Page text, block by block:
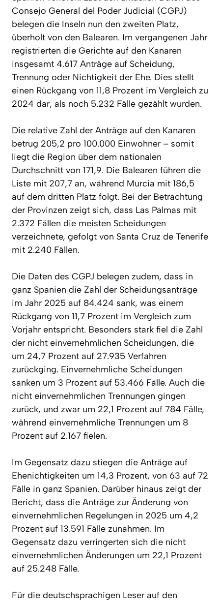
Consejo General del Poder Judicial (CGPJ)
belegen die Inseln nun den zweiten Platz,
überholt von den Balearen. Im vergangenen Jahr
registrierten die Gerichte auf den Kanaren
insgesamt 4.617 Anträge auf Scheidung,
Trennung oder Nichtigkeit der Ehe. Dies stellt
einen Rückgang von 11,8 Prozent im Vergleich zu
2024 dar, als noch 5.232 Fälle gezählt wurden.
Die relative Zahl der Anträge auf den Kanaren
betrug 205,2 pro 100.000 Einwohner – somit
liegt die Region über dem nationalen
Durchschnitt von 171,9. Die Balearen führen die
Liste mit 207,7 an, während Murcia mit 186,5
auf dem dritten Platz folgt. Bei der Betrachtung
der Provinzen zeigt sich, dass Las Palmas mit
2.372 Fällen die meisten Scheidungen
verzeichnete, gefolgt von Santa Cruz de Tenerife
mit 2.240 Fällen.
Die Daten des CGPJ belegen zudem, dass in
ganz Spanien die Zahl der Scheidungsanträge
im Jahr 2025 auf 84.424 sank, was einem
Rückgang von 11,7 Prozent im Vergleich zum
Vorjahr entspricht. Besonders stark fiel die Zahl
der nicht einvernehmlichen Scheidungen, die
um 24,7 Prozent auf 27.935 Verfahren
zurückging. Einvernehmliche Scheidungen
sanken um 3 Prozent auf 53.466 Fälle. Auch die
nicht einvernehmlichen Trennungen gingen
zurück, und zwar um 22,1 Prozent auf 784 Fälle,
während einvernehmliche Trennungen um 8
Prozent auf 2.167 fielen.
Im Gegensatz dazu stiegen die Anträge auf
Ehenichtigkeiten um 14,3 Prozent, von 63 auf 72
Fälle in ganz Spanien. Darüber hinaus zeigt der
Bericht, dass die Anträge zur Änderung von
einvernehmlichen Regelungen in 2025 um 4,2
Prozent auf 13.591 Fälle zunahmen. Im
Gegensatz dazu verringerten sich die nicht
einvernehmlichen Änderungen um 22,1 Prozent
auf 25.248 Fälle.
Für die deutschsprachigen Leser auf den